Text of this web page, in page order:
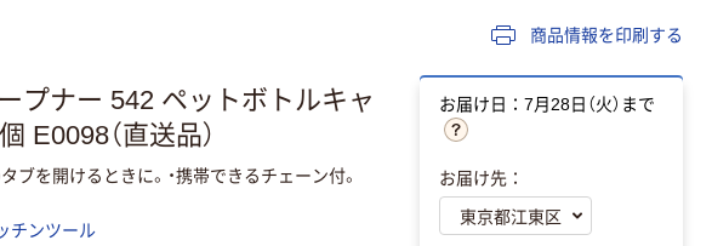
商品情報を印刷する
プナー 542 ペットボトルキャ
E0098（直送品）
ブを開けるときに。・携帯できるチェーン付。
チンツール
お届け日：7月28日（火）まで
お届け先：